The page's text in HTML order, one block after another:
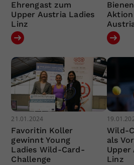
Ehrengast zum
Upper Austria Ladies
Linz
21.01.2024
Favoritin Koller
gewinnt Young
Ladies Wild-Card-
Challenge
Wild-
als
Upper
Linz